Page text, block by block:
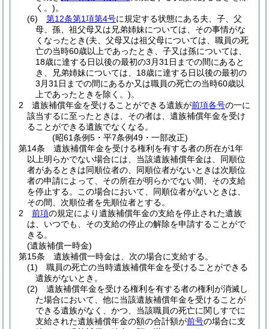
く。)。
(6)
第12条第1項第4号に規定する状態にある夫、子、父
母、孫、祖父母又は兄弟姉妹については、その事情がな
くなったとき(夫、父母又は祖父母については、職員の死
亡の当時60歳以上であったとき、子又は孫については、
18歳に達する日以後の最初の3月31日までの間にあると
き、兄弟姉妹については、18歳に達する日以後の最初の
3月31日までの間にあるか又は職員の死亡の当時60歳以
上であったときを除く。)。
2
遺族補償年金を受けることができる遺族が前項各号の一に
該当するに至ったときは、その者は、遺族補償年金を受け
ることができる遺族でなくなる。
(昭61条例5・平7条例49・一部改正)
第14条
遺族補償年金を受ける権利を有する者の所在が1年
以上明らかでない場合には、当該遺族補償年金は、同順位
者があるときは同順位者の、同順位者がないときは次順位
者の申請によって、その所在が明らかでない間、その支給
を停止する。
この場合において、同順位者がないときは、
その間、次順位者を先順位者とする。
2
前項の規定により遺族補償年金の支給を停止された遺族
は、いつでも、その支給の停止の解除を申請することがで
きる。
(遺族補償一時金)
第15条
遺族補償一時金は、次の場合に支給する。
(1)
職員の死亡の当時遺族補償年金を受けることができる
遺族がないとき。
(2)
遺族補償年金を受ける権利を有する者の権利が消滅し
た場合において、他に当該遺族補償年金を受けることが
できる遺族がなく、かつ、当該職員の死亡に関しすでに
支給された遺族補償年金の額の合計額が前号の場合に支